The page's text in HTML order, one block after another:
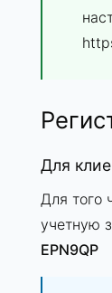
Для
Для того
учетную
EPN9QP